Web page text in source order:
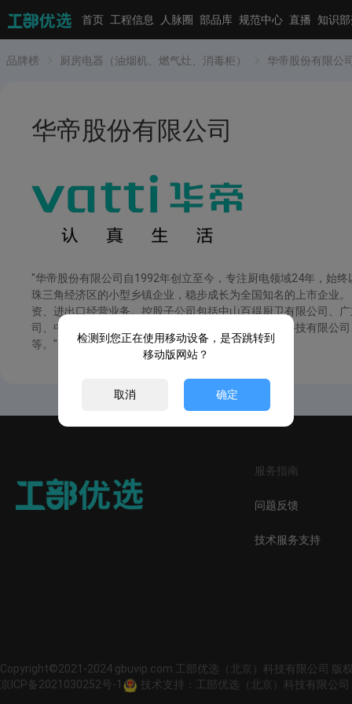
首页 工程信息 人脉圈 部品库 规范中心 直播 知识
品牌榜 厨房电器（油烟机、燃气灶、消毒柜） 华帝股份有限公
华帝股份有限公司
"华帝股份有限公司自1992年创立至今，专注厨电领域24年，始
珠三角经济区的小型乡镇企业，稳步成长为全国知名的上市企业
资、进出口经营业务。控股子公司包括中山百得厨卫有限公司、
司、中山市正盟厨卫电器有限公司、中山市华帝电子科技有限公
等。"
服务指南
问题反馈
技术服务支持
Copyright©2021-2024 gbuvip.com 工部优选（北京）科技有限公司 版
京ICP备2021030252号-1
技术支持：工部优选（北京）科技有限公司
检测到您正在使用移动设备，是否跳转到
移动版网站？
取消 确定